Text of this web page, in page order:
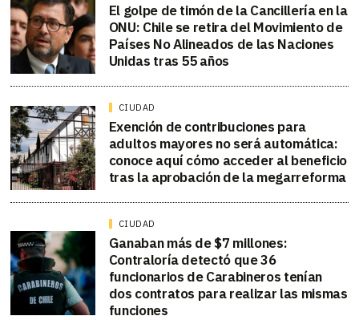
El golpe de timón de la Cancillería en la
ONU: Chile se retira del Movimiento de
Países No Alineados de las Naciones
Unidas tras 55 años
CIUDAD
Exención de contribuciones para
adultos mayores no será automática:
conoce aquí cómo acceder al beneficio
tras la aprobación de la megarreforma
CIUDAD
Ganaban más de $7 millones:
Contraloría detectó que 36
funcionarios de Carabineros tenían
dos contratos para realizar las mismas
funciones